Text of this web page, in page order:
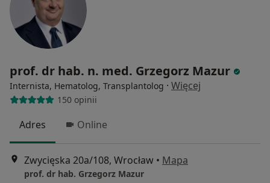
prof. dr hab. n. med. Grzegorz Mazur
Internista, Hematolog, Transplantolog · Więcej
150 opinii
Adres Online
Zwycięska 20a/108, Wrocław • Mapa
prof. dr hab. Grzegorz Mazur